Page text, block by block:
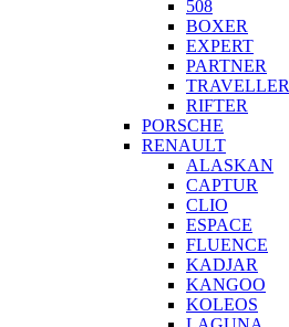
508
BOXER
EXPERT
PARTNER
TRAVELLER
RIFTER
PORSCHE
RENAULT
ALASKAN
CAPTUR
CLIO
ESPACE
FLUENCE
KADJAR
KANGOO
KOLEOS